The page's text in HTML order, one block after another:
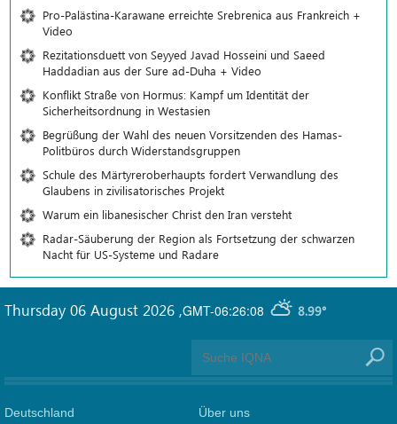
Pro-Palästina-Karawane erreichte Srebrenica aus Frankreich +
Video
Rezitationsduett von Seyyed Javad Hosseini und Saeed
Haddadian aus der Sure ad-Duha + Video
Konflikt Straße von Hormus: Kampf um Identität der
Sicherheitsordnung in Westasien
Begrüßung der Wahl des neuen Vorsitzenden des Hamas-
Politbüros durch Widerstandsgruppen
Schule des Märtyreroberhaupts fordert Verwandlung des
Glaubens in zivilisatorisches Projekt
Warum ein libanesischer Christ den Iran versteht
Radar-Säuberung der Region als Fortsetzung der schwarzen
Nacht für US-Systeme und Radare
GMT-06:26:08 8.99°
Thursday 06 August 2026 ,
Deutschland Über uns